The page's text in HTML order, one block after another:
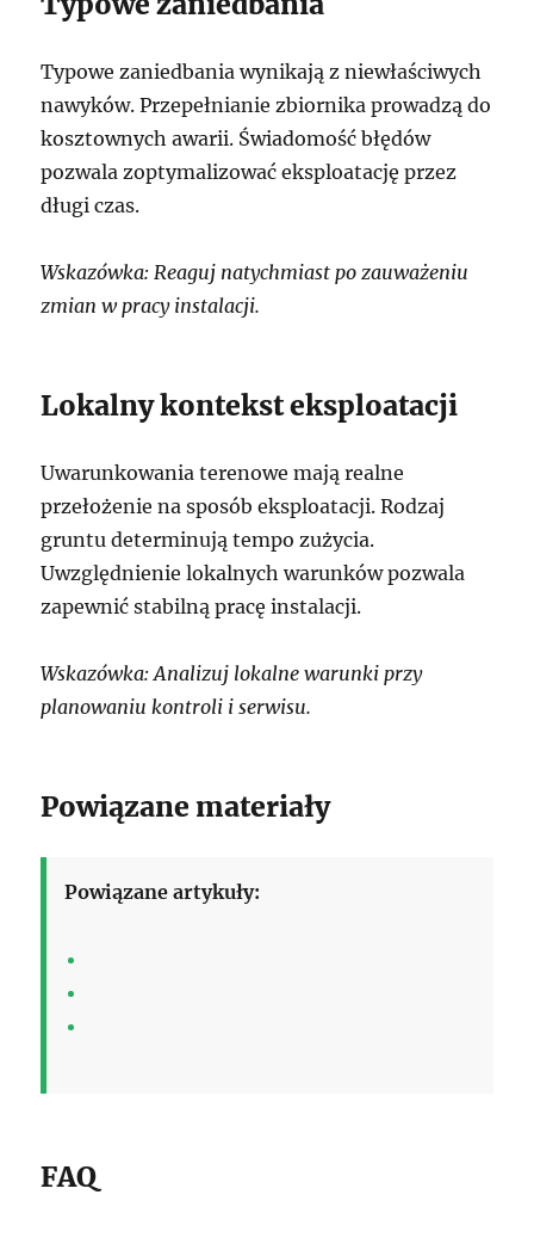
Typowe zaniedbania wynikają z niewłaściwych
nawyków. Przepełnianie zbiornika prowadzą do
kosztownych awarii. Świadomość błędów
pozwala zoptymalizować eksploatację przez
długi czas.
Wskazówka: Reaguj natychmiast po zauważeniu
zmian w pracy instalacji.
Lokalny kontekst eksploatacji
Uwarunkowania terenowe mają realne
przełożenie na sposób eksploatacji. Rodzaj
gruntu determinują tempo zużycia.
Uwzględnienie lokalnych warunków pozwala
zapewnić stabilną pracę instalacji.
Wskazówka: Analizuj lokalne warunki przy
planowaniu kontroli i serwisu.
Powiązane materiały
Powiązane artykuły:
FAQ